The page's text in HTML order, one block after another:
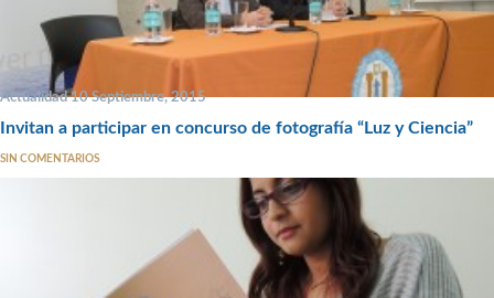
Actualidad 10 Septiembre, 2015
Invitan a participar en concurso de fotografía “Luz y Ciencia”
SIN COMENTARIOS